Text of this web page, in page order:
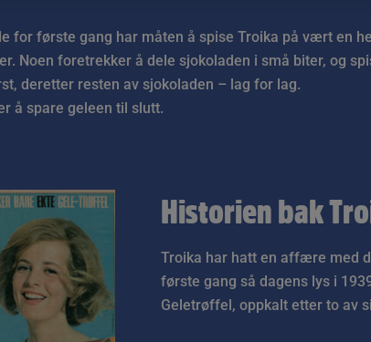
for første gang har måten å spise Troika på vært en
Noen foretrekker å dele sjokoladen i små biter, og
deretter resten av sjokoladen – lag for lag.
å spare geleen til slutt.
Historien bak
Troika har hatt en affære med
første gang så dagens lys i
Geletrøffel, oppkalt etter to av